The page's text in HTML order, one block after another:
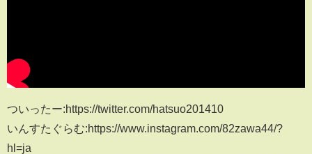
ついったー:https://twitter.com/hatsuo201410
いんすたぐらむ:https://www.instagram.com/82zawa44/?
hl=ja